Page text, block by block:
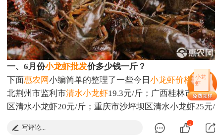
小龙
虾
一、6月份小龙虾批发价多少钱一斤？
下面惠农网小编简单的整理了一些今日 小龙虾价格：湖
北荆州市监利市清水小龙虾19.3元/斤；广西桂林市七星
区清水小龙虾20元/斤；重庆市沙坪坝区清水小龙虾25元/
斤；四川泸州市江阳区清水小龙虾20元/斤；云南昆明市
官渡区清水小龙虾22元/斤；湖北潜江市潜江市潜江市小
写评论...
1